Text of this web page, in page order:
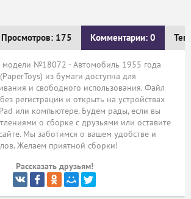
Просмотров: 175 Комментарии: 0
модели №18072 - Автомобиль 1955 года
из бумаги доступна для
и свободного использования. Файл
регистрации и открыть на устройствах
или компьютере. Будем рады, если вы
о сборке с друзьями или оставите
Мы заботимся о вашем удобстве и
Желаем приятной сборки!
Рассказать друзьям!